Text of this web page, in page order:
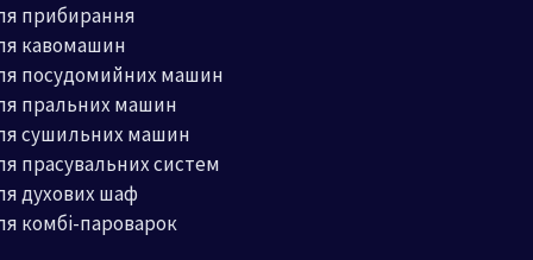
прибирання
кавомашин
посудомийних машин
пральних машин
сушильних машин
прасувальних систем
духових шаф
комбі-пароварок